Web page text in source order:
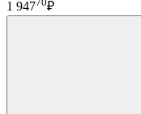
1 947
₽